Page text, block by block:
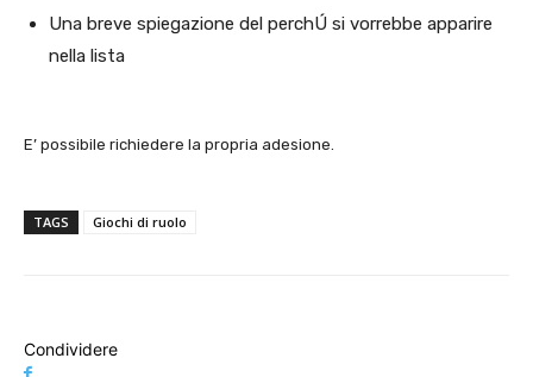
Una breve spiegazione del perchÚ si vorrebbe apparire
nella lista
E’ possibile richiedere la propria adesione.
TAGS Giochi di ruolo
Condividere